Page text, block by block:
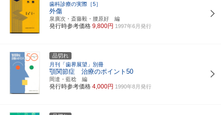
歯科診療の実際［5］
外傷
泉廣次・斎藤毅・腰原好 編
発行時参考価格 9,800円 1997年6月発行
品切れ
月刊「歯界展望」別冊
顎関節症 治療のポイント50
岡達・藍稔 編
発行時参考価格 4,000円 1990年8月発行